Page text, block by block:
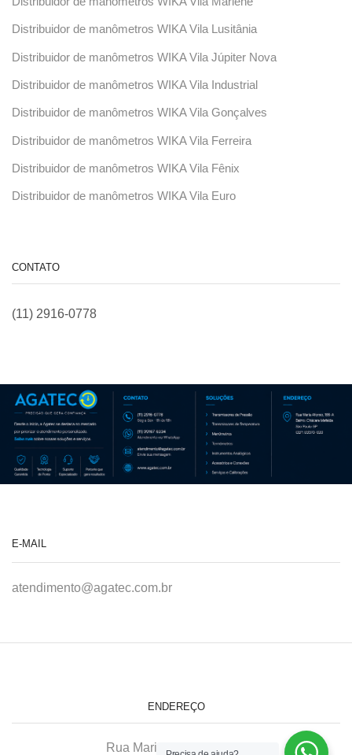
Distribuidor de manômetros WIKA Vila Lusitânia
Distribuidor de manômetros WIKA Vila Júpiter Nova
Distribuidor de manômetros WIKA Vila Industrial
Distribuidor de manômetros WIKA Vila Gonçalves
Distribuidor de manômetros WIKA Vila Ferreira
Distribuidor de manômetros WIKA Vila Fênix
Distribuidor de manômetros WIKA Vila Euro
CONTATO
(11) 2916-0778
E-MAIL
atendimento@agatec.com.br
ENDEREÇO
Rua Maria Afonso, 166-A